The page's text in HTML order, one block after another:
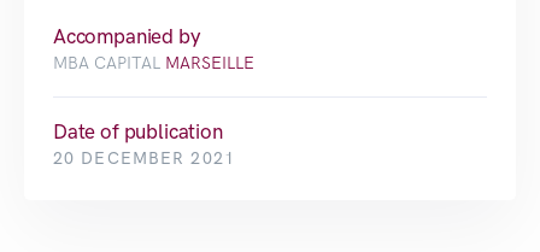
Accompanied by
MBA CAPITAL MARSEILLE
Date of publication
20 DECEMBER 2021